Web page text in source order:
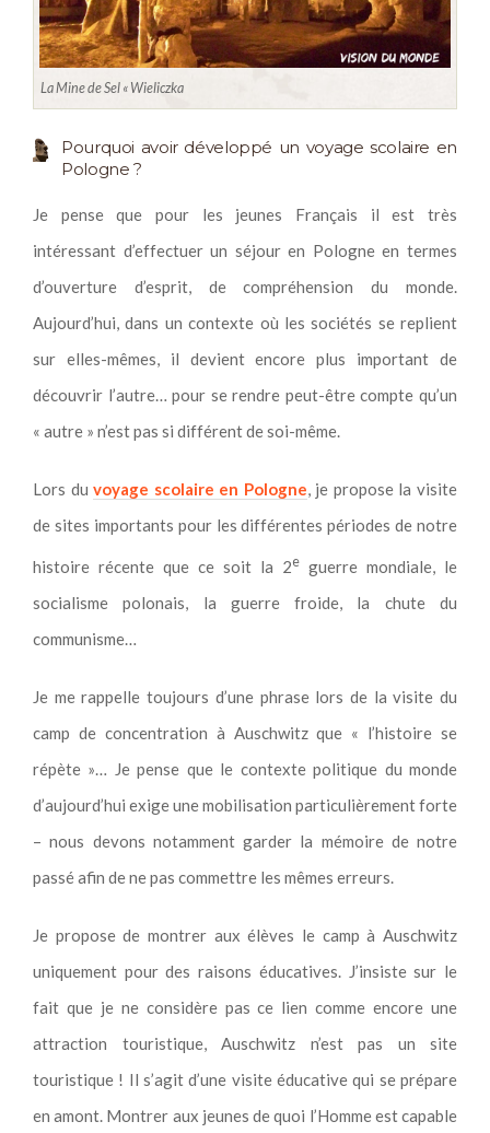
La Mine de Sel « Wieliczka
Pourquoi avoir développé un voyage scolaire en
Pologne ?
Je pense que pour les jeunes Français il est très
intéressant d’effectuer un séjour en Pologne en termes
d’ouverture d’esprit, de compréhension du monde.
Aujourd’hui, dans un contexte où les sociétés se replient
sur elles-mêmes, il devient encore plus important de
découvrir l’autre… pour se rendre peut-être compte qu’un
« autre » n’est pas si différent de soi-même.
Lors duvoyage scolaire en Pologne, je propose la visite
de sites importants pour les différentes périodes de notre
histoire récente que ce soit la 2e guerre mondiale, le
socialisme polonais, la guerre froide, la chute du
communisme…
Je me rappelle toujours d’une phrase lors de la visite du
camp de concentration à Auschwitz que « l’histoire se
répète »… Je pense que le contexte politique du monde
d’aujourd’hui exige une mobilisation particulièrement forte
– nous devons notamment garder la mémoire de notre
passé afin de ne pas commettre les mêmes erreurs.
Je propose de montrer aux élèves le camp à Auschwitz
uniquement pour des raisons éducatives. J’insiste sur le
fait que je ne considère pas ce lien comme encore une
attraction touristique, Auschwitz n’est pas un site
touristique ! Il s’agit d’une visite éducative qui se prépare
en amont. Montrer aux jeunes de quoi l’Homme est capable